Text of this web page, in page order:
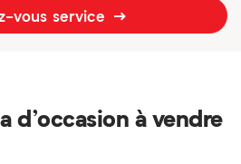
vous service
d’occasion à vendre